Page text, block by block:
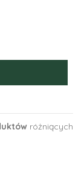
różniących